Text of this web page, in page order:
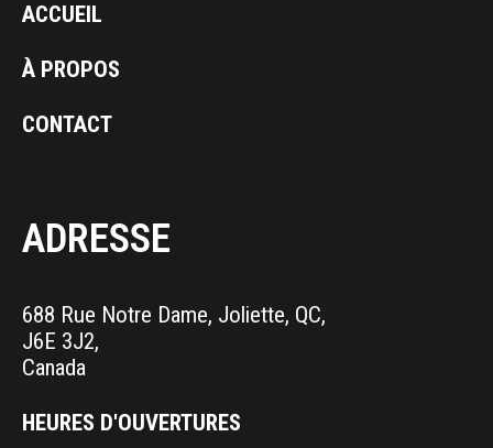
ACCUEIL
À PROPOS
CONTACT
ADRESSE
688 Rue Notre Dame, Joliette, QC,
J6E 3J2,
Canada
HEURES D'OUVERTURES